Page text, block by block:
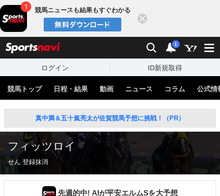
競馬ニュースも結果もすぐわかる
検索 通知
i
ログイン ID新規取得
競馬トップ 日程・結果 動画 ニュース コラム 公式情
真中満＆五十嵐亮太が佐賀競馬予想に挑戦！（PR）
フィッツロイ
せん 登録抹消
先週的中! AIが平安エルムSを大予想